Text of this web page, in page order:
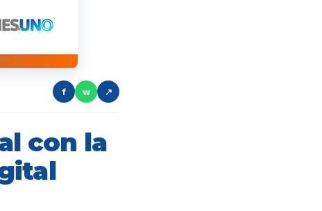
f w ↗
con la